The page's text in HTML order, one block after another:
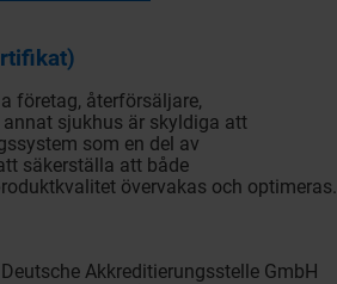
företag, återförsäljare,
sjukhus är skyldiga att
som en del av
säkerställa att både
övervakas och optimeras.
Akkreditierungsstelle GmbH